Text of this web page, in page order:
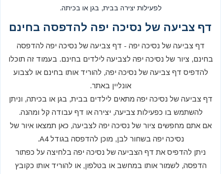
לפעילות יצירה בבית, בגן או בכיתה.
דף צביעה של נסיכה יפה להדפסה בחינם
דף צביעה של נסיכה יפה - דף צביעה של נסיכה יפה להדפסה
בחינם, ציור של נסיכה יפה לצביעה לילדים בחינם. בעמוד זה תוכלו
להדפיס דף צביעה של נסיכה יפה, להוריד אותו בחינם או לצבוע
אונליין באתר.
דף צביעה של נסיכה יפה מתאים לילדים בבית, בגן או בכיתה, וניתן
להשתמש בו כפעילות צביעה, יצירה או דף עבודה קל ומהנה.
אם אתם מחפשים ציור של נסיכה יפה לצביעה, כאן תמצאו איור של
נסיכה יפה בשחור לבן, מוכן להדפסה בגודל A4.
ניתן להדפיס את דף הצביעה של נסיכה יפה בלחיצה על כפתור
הדפסה, לשמור אותו במחשב או בטלפון, או להוריד אותו כקובץ